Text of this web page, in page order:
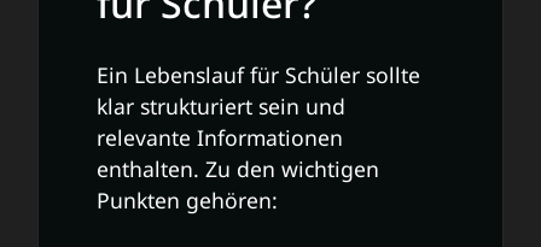
Ein Lebenslauf für Schüler sollte
klar strukturiert sein und
relevante Informationen
enthalten. Zu den wichtigen
Punkten gehören: